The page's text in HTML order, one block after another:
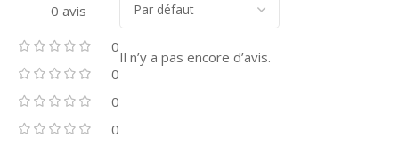
0 avis
0
0
0
0
Il n’y a pas encore d’avis.